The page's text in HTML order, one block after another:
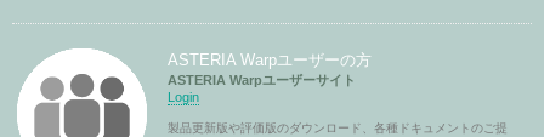
ASTERIA Warpユーザーの方
ASTERIA Warpユーザーサイト
Login
製品更新版や評価版のダウンロード、各種ドキュメントのご提